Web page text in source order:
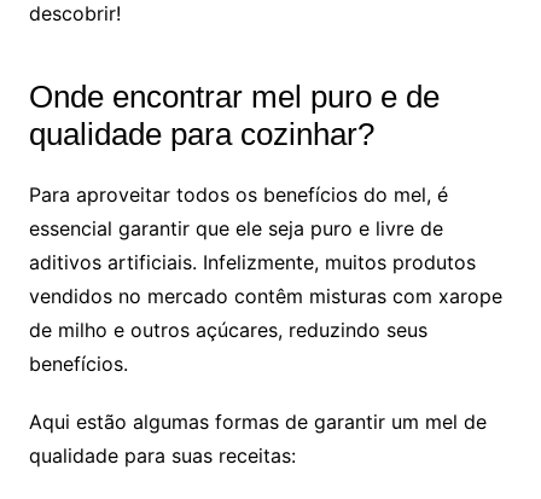
descobrir!
Onde encontrar mel puro e de
qualidade para cozinhar?
Para aproveitar todos os benefícios do mel, é
essencial garantir que ele seja puro e livre de
aditivos artificiais. Infelizmente, muitos produtos
vendidos no mercado contêm misturas com xarope
de milho e outros açúcares, reduzindo seus
benefícios.
Aqui estão algumas formas de garantir um mel de
qualidade para suas receitas: